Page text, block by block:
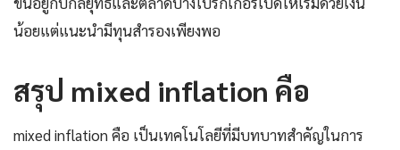
น้อยแต่แนะนำมีทุนสำรองเพียงพอ
สรุป mixed inflation คือ
mixed inflation คือ เป็นเทคโนโลยีที่มีบทบาทสำคัญในการ